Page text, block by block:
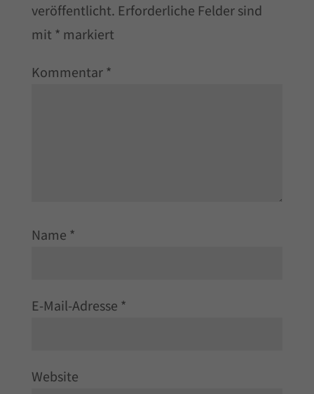
veröffentlicht. Erforderliche Felder sind
mit* markiert
Kommentar*
Name *
E-Mail-Adresse *
Website